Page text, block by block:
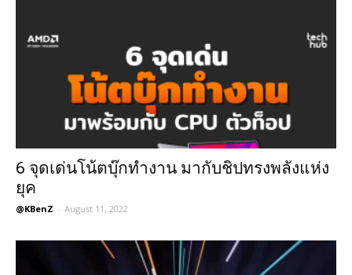
6 จุดเด่นโน้ตบุ๊กทำงาน มากับชิปทรงพลังแห่ง
ยุค
@KBenZ - August 11, 2022